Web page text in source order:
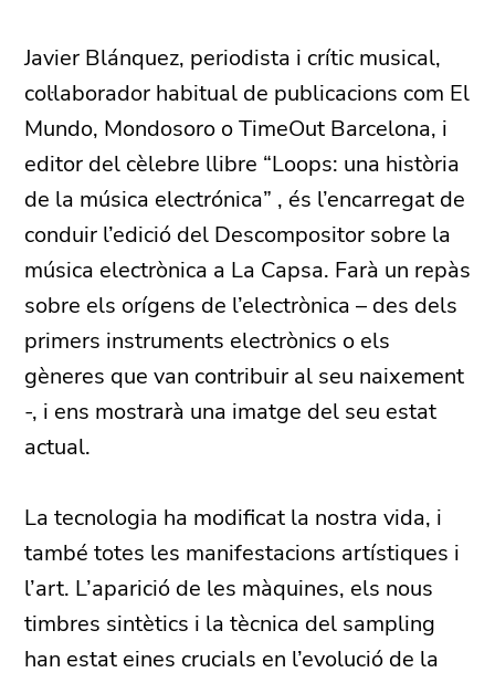
Javier Blánquez, periodista i crític musical,
col·laborador habitual de publicacions com El
Mundo, Mondosoro o TimeOut Barcelona, i
editor del cèlebre llibre “Loops: una història
de la música electrónica” , és l’encarregat de
conduir l’edició del Descompositor sobre la
música electrònica a La Capsa. Farà un repàs
sobre els orígens de l’electrònica – des dels
primers instruments electrònics o els
gèneres que van contribuir al seu naixement
-, i ens mostrarà una imatge del seu estat
actual.
La tecnologia ha modificat la nostra vida, i
també totes les manifestacions artístiques i
l’art. L’aparició de les màquines, els nous
timbres sintètics i la tècnica del sampling
han estat eines crucials en l’evolució de la